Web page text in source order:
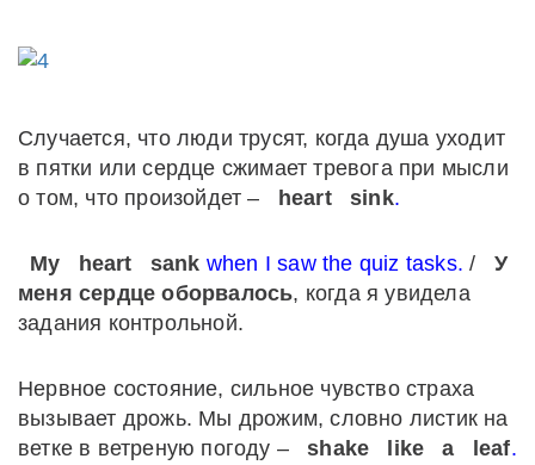
Случается, что люди трусят, когда душа уходит
в пятки или сердце сжимает тревога при мысли
о том, что произойдет –
heart sink.
My heart sank when I saw the quiz tasks. /
У
меня сердце оборвалось, когда я увидела
задания контрольной.
Нервное состояние, сильное чувство страха
вызывает дрожь. Мы дрожим, словно листик на
ветке в ветреную погоду –
shake like a leaf.